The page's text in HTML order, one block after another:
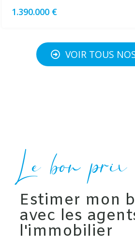
1.390.000 €
VOIR TOUS
Le bon
Estimer mon
avec les
l'immobilier